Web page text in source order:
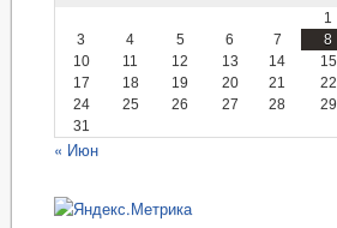
1
3
4 5 6 7 8
10
11 12 13 14 15
17
18 19 20 21 22
24
25 26 27 28 29
31
« Июн